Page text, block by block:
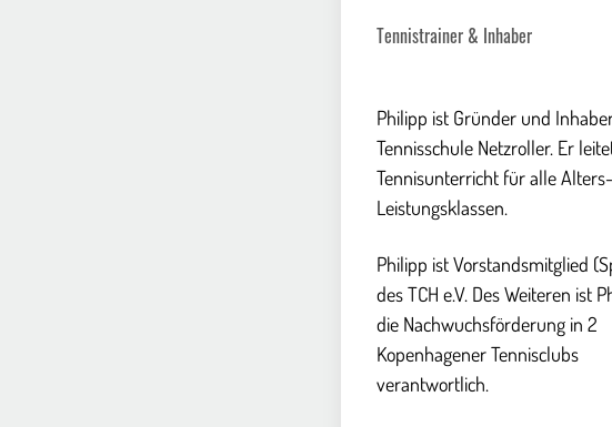
Tennistrainer & Inhaber
Philipp ist Gründer und
Tennisschule Netzroller. Er
Tennisunterricht für alle
Leistungsklassen.
Philipp ist Vorstandsmitglied
des TCH e.V. Des Weiteren ist
die Nachwuchsförderung in 2
Kopenhagener Tennisclubs
verantwortlich.